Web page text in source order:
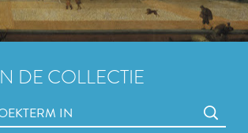
DE COLLECTIE